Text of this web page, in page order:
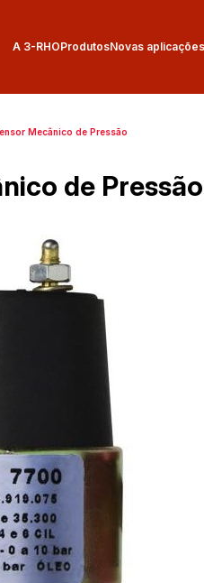
A 3-RHOProdutosNovas aplicações
Mecânico de Pressão
de Pressão